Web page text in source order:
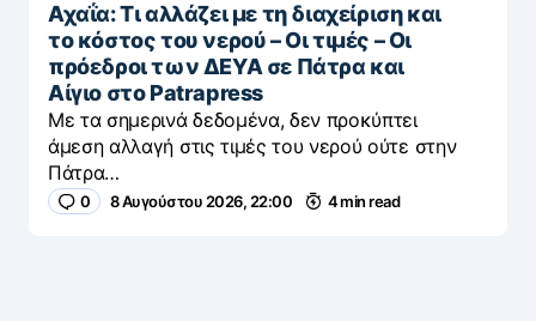
Αχαΐα: Τι αλλάζει με τη διαχείριση και
το κόστος του νερού – Οι τιμές – Οι
πρόεδροι των ΔΕΥΑ σε Πάτρα και
Αίγιο στο Patrapress
Με τα σημερινά δεδομένα, δεν προκύπτει
άμεση αλλαγή στις τιμές του νερού ούτε στην
Πάτρα…
0 8 Αυγούστου 2026, 22:00 4 min read